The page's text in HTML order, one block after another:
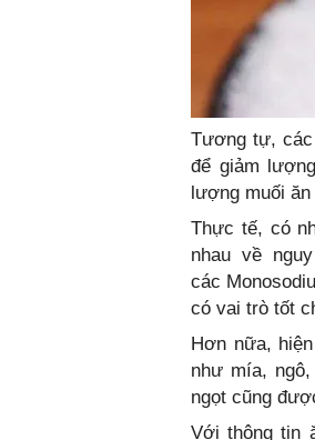
Tương tự, các
để giảm
lượng muối
Thực tế, có
nhau về
các
có vai trò tốt
Hơn nữa,
như mía,
ngọt cũng
Với thông tin